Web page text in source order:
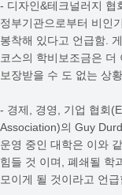
- 디자인&테크널러지 협
정부기관으로부터 비인
봉착해 있다고 언급함.
코스의 학비보조금은
보장받을 수 도 없는 상
- 경제, 경영, 기업 협회
Association)의 Guy
운영 중인 대학은 이와
힘들 것 이며, 폐쇄될 학
모이게 될 것이라고 언급